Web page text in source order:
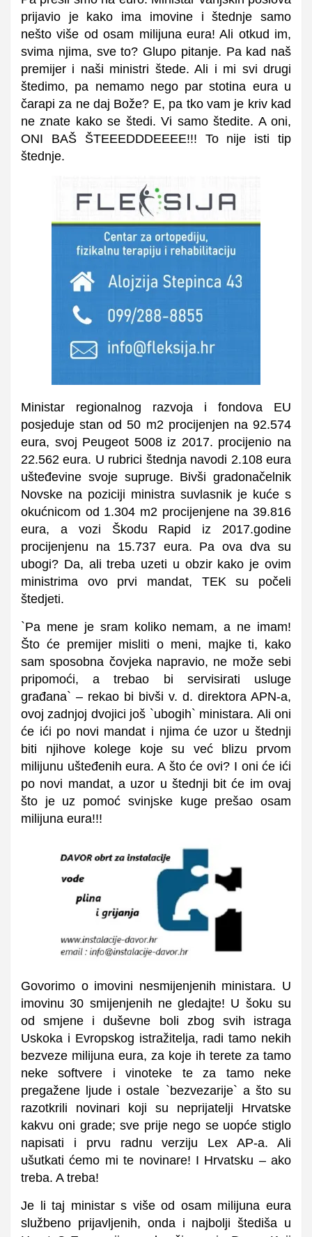
prijavio je kako ima imovine i štednje samo
nešto više od osam milijuna eura! Ali otkud im,
svima njima, sve to? Glupo pitanje. Pa kad naš
premijer i naši ministri štede. Ali i mi svi drugi
štedimo, pa nemamo nego par stotina eura u
čarapi za ne daj Bože? E, pa tko vam je kriv kad
ne znate kako se štedi. Vi samo štedite. A oni,
ONI BAŠ ŠTEEEDDDEEEE!!! To nije isti tip
štednje.
Ministar regionalnog razvoja i fondova EU
posjeduje stan od 50 m2 procijenjen na 92.574
eura, svoj Peugeot 5008 iz 2017. procijenio na
22.562 eura. U rubrici štednja navodi 2.108 eura
ušteđevine svoje supruge. Bivši gradonačelnik
Novske na poziciji ministra suvlasnik je kuće s
okućnicom od 1.304 m2 procijenjene na 39.816
eura, a vozi Škodu Rapid iz 2017.godine
procijenjenu na 15.737 eura. Pa ova dva su
ubogi? Da, ali treba uzeti u obzir kako je ovim
ministrima ovo prvi mandat, TEK su počeli
štedjeti.
`Pa mene je sram koliko nemam, a ne imam!
Što će premijer misliti o meni, majke ti, kako
sam sposobna čovjeka napravio, ne može sebi
pripomoći, a trebao bi servisirati usluge
građana` – rekao bi bivši v. d. direktora APN-a,
ovoj zadnjoj dvojici još `ubogih` ministara. Ali oni
će ići po novi mandat i njima će uzor u štednji
biti njihove kolege koje su već blizu prvom
milijunu ušteđenih eura. A što će ovi? I oni će ići
po novi mandat, a uzor u štednji bit će im ovaj
što je uz pomoć svinjske kuge prešao osam
milijuna eura!!!
Govorimo o imovini nesmijenjenih ministara. U
imovinu 30 smijenjenih ne gledajte! U šoku su
od smjene i duševne boli zbog svih istraga
Uskoka i Evropskog istražitelja, radi tamo nekih
bezveze milijuna eura, za koje ih terete za tamo
neke softvere i vinoteke te za tamo neke
pregažene ljude i ostale `bezvezarije` a što su
razotkrili novinari koji su neprijatelji Hrvatske
kakvu oni grade; sve prije nego se uopće stiglo
napisati i prvu radnu verziju Lex AP-a. Ali
ušutkati ćemo mi te novinare! I Hrvatsku – ako
treba. A treba!
Je li taj ministar s više od osam milijuna eura
službeno prijavljenih, onda i najbolji štediša u